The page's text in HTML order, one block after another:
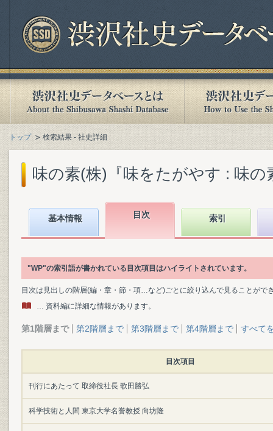
トップ 検索結果 - 社史詳細
味の素(株)『味をたがやす : 味の
基本情報 目次 索引
"WP"の索引語が書かれている目次項目はハイライトされています。
目次は見出しの階層(編・章・節・項…など)ごとに絞り込んで見ることがで
… 資料編に詳細な情報があります。
第1階層まで 第2階層まで 第3階層まで 第4階層まで すべて
目次項目
刊行にあたって 取締役社長 歌田勝弘
科学技術と人間 東京大学名誉教授 向坊隆